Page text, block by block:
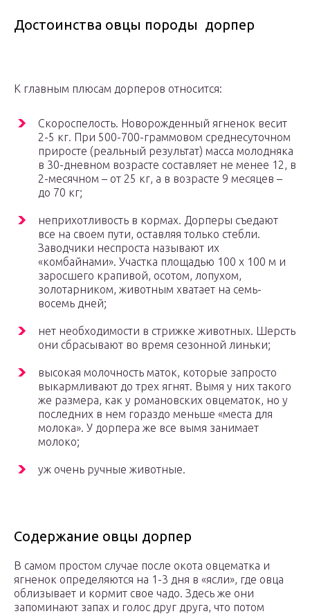
Достоинства овцы породы дорпер
К главным плюсам дорперов относится:
Скороспелость. Новорожденный ягненок весит
2-5 кг. При 500-700-граммовом среднесуточном
приросте (реальный результат) масса молодняка
в 30-дневном возрасте составляет не менее 12, в
2-месячном – от 25 кг, а в возрасте 9 месяцев –
до 70 кг;
неприхотливость в кормах. Дорперы съедают
все на своем пути, оставляя только стебли.
Заводчики неспроста называют их
«комбайнами». Участка площадью 100 x 100 м и
заросшего крапивой, осотом, лопухом,
золотарником, животным хватает на семь-
восемь дней;
нет необходимости в стрижке животных. Шерсть
они сбрасывают во время сезонной линьки;
высокая молочность маток, которые запросто
выкармливают до трех ягнят. Вымя у них такого
же размера, как у романовских овцематок, но у
последних в нем гораздо меньше «места для
молока». У дорпера же все вымя занимает
молоко;
уж очень ручные животные.
Содержание овцы дорпер
В самом простом случае после окота овцематка и
ягненок определяются на 1-3 дня в «ясли», где овца
облизывает и кормит свое чадо. Здесь же они
запоминают запах и голос друг друга, что потом